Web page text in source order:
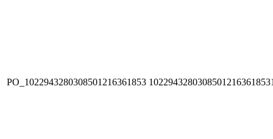
PO_1022943280308501216361853